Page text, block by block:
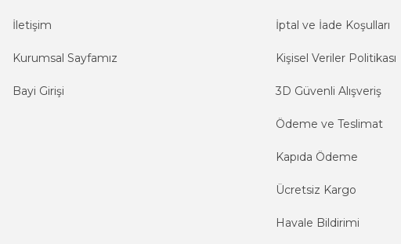
İletişim
Kurumsal Sayfamız
Bayi Girişi
İptal ve İade Koşulları
Kişisel Veriler Politikası
3D Güvenli Alışveriş
Ödeme ve Teslimat
Kapıda Ödeme
Ücretsiz Kargo
Havale Bildirimi